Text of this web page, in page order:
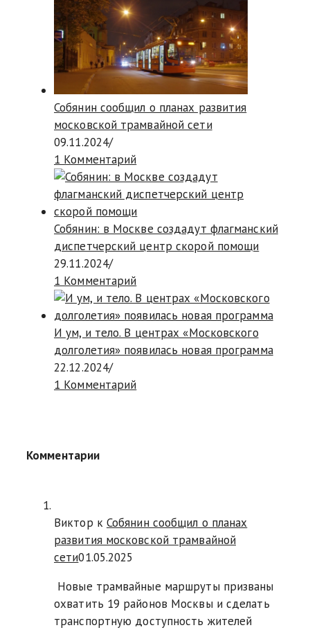
Собянин сообщил о планах развития
московской трамвайной сети
09.11.2024/
1 Комментарий
Собянин: в Москве создадут флагманский
диспетчерский центр скорой помощи
29.11.2024/
1 Комментарий
И ум, и тело. В центрах «Московского
долголетия» появилась новая программа
22.12.2024/
1 Комментарий
Комментарии
Виктор к Собянин сообщил о планах
развития московской трамвайной
сети01.05.2025
Новые трамвайные маршруты призваны
охватить 19 районов Москвы и сделать
транспортную доступность жителей